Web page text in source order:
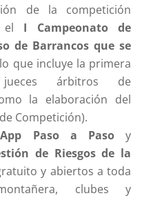
de la competición
el I Campeonato de
de Barrancos que se
que incluye la primera
árbitros de
la elaboración del
Competición).
Paso a Paso y
de Riesgos de la
y abiertos a toda
clubes y